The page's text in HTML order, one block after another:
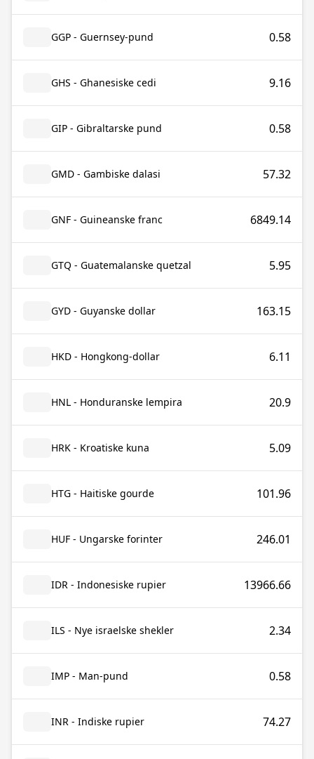
GGP - Guernsey-pund 0.58
GHS - Ghanesiske cedi 9.16
GIP - Gibraltarske pund 0.58
GMD - Gambiske dalasi 57.32
GNF - Guineanske franc 6849.14
GTQ - Guatemalanske quetzal 5.95
GYD - Guyanske dollar 163.15
HKD - Hongkong-dollar 6.11
HNL - Honduranske lempira 20.9
HRK - Kroatiske kuna 5.09
HTG - Haitiske gourde 101.96
HUF - Ungarske forinter 246.01
IDR - Indonesiske rupier 13966.66
ILS - Nye israelske shekler 2.34
IMP - Man-pund 0.58
INR - Indiske rupier 74.27